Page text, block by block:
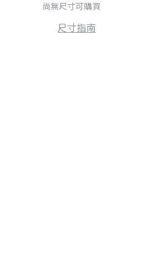
尚無尺寸可購買
尺寸指南